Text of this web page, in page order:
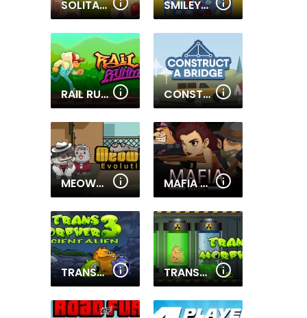
SOLITAIRE MAHJONG FARM SMILEYWORLD MATCH
RAIL RUNNER CONSTRUCT A BRIDGE
MEOWFIA EVOLUTION ENDLESS MAFIA WARS
TRANSMORPHER 3 TRANSMORPHER